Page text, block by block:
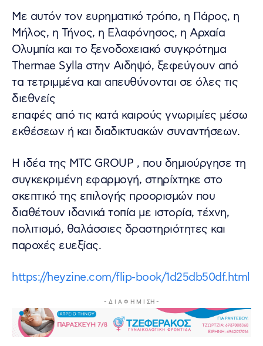
Με αυτόν τον ευρηματικό τρόπο, η Πάρος, η
Μήλος, η Τήνος, η Ελαφόνησος, η Αρχαία
Ολυμπία και το ξενοδοχειακό συγκρότημα
Thermae Sylla στην Αιδηψό, ξεφεύγουν από
τα τετριμμένα και απευθύνονται σε όλες τις
διεθνείς
επαφές από τις κατά καιρούς γνωριμίες μέσω
εκθέσεων ή και διαδικτυακών συναντήσεων.
Η ιδέα της MTC GROUP , που δημιούργησε τη
συγκεκριμένη εφαρμογή, στηρίχτηκε στο
σκεπτικό της επιλογής προορισμών που
διαθέτουν ιδανικά τοπία με ιστορία, τέχνη,
πολιτισμό, θαλάσσιες δραστηριότητες και
παροχές ευεξίας.
https://heyzine.com/flip-book/1d25db50df.html
- Δ Ι Α Φ Η Μ Ι ΣΗ -